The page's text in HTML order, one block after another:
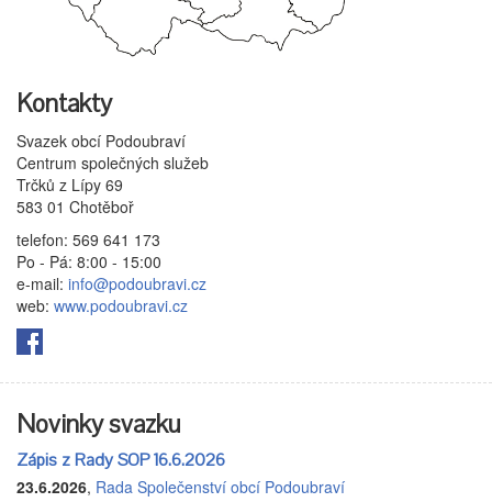
Kontakty
Svazek obcí Podoubraví
Centrum společných služeb
Trčků z Lípy 69
583 01 Chotěboř
telefon: 569 641 173
Po - Pá: 8:00 - 15:00
e-mail: info@podoubravi.cz
web: www.podoubravi.cz
Novinky svazku
Zápis z Rady SOP 16.6.2026
23.6.2026, Rada Společenství obcí Podoubraví